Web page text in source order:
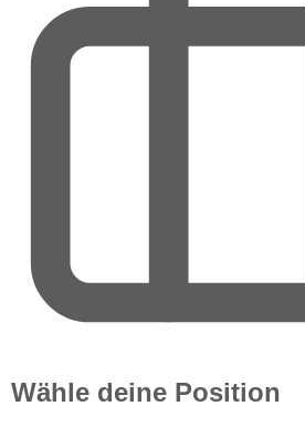
Wähle deine Position